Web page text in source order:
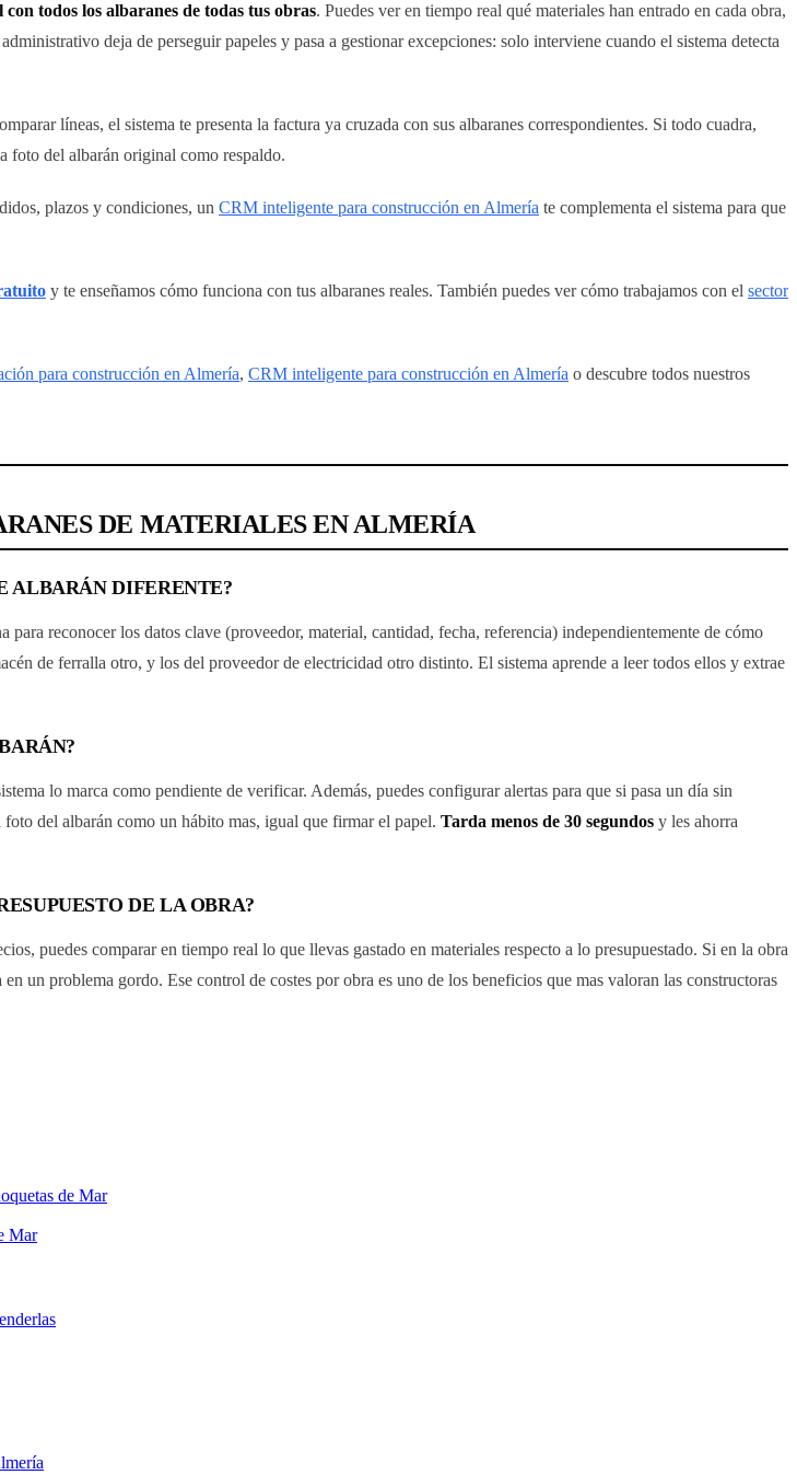
todos los albaranes de todas tus obras. Puedes ver en tiempo real qué materiales han entrado en cada obra,
deja de perseguir papeles y pasa a gestionar excepciones: solo interviene cuando el sistema detecta
líneas, el sistema te presenta la factura ya cruzada con sus albaranes correspondientes. Si todo cuadra,
foto del albarán original como respaldo.
plazos y condiciones, un CRM inteligente para construcción en Almería te complementa el sistema para que
y te enseñamos cómo funciona con tus albaranes reales. También puedes ver cómo trabajamos con el sector
para construcción en Almería, CRM inteligente para construcción en Almería o descubre todos nuestros
DE MATERIALES EN ALMERÍA
ALBARÁN DIFERENTE?
reconocer los datos clave (proveedor, material, cantidad, fecha, referencia) independientemente de cómo
de ferralla otro, y los del proveedor de electricidad otro distinto. El sistema aprende a leer todos ellos y extrae
lo marca como pendiente de verificar. Además, puedes configurar alertas para que si pasa un día sin
del albarán como un hábito mas, igual que firmar el papel. Tarda menos de 30 segundos y les ahorra
DE LA OBRA?
puedes comparar en tiempo real lo que llevas gastado en materiales respecto a lo presupuestado. Si en la obra
un problema gordo. Ese control de costes por obra es uno de los beneficios que mas valoran las constructoras
de Mar
Mar